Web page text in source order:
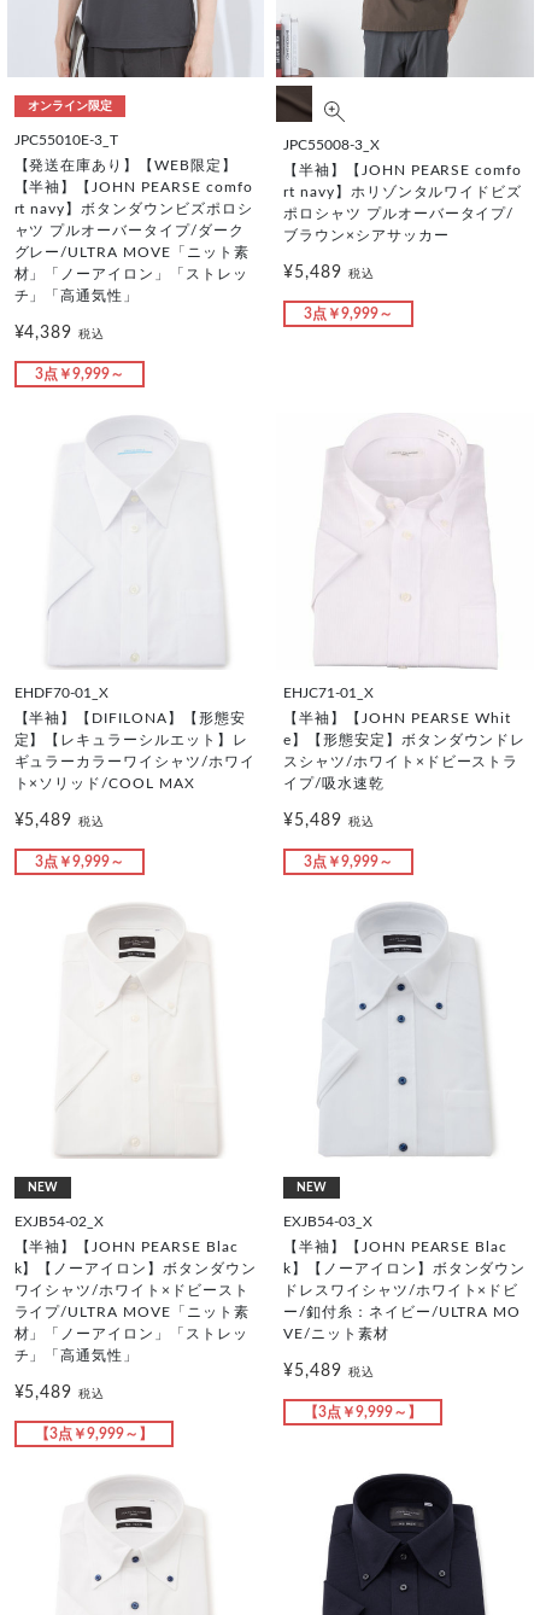
オンライン限定
JPC55010E-3_T
【発送在庫あり】【WEB限定】
【半袖】【JOHN PEARSE comfo
rt navy】ボタンダウンビズポロシ
ャツ プルオーバータイプ/ダーク
グレー/ULTRA MOVE「ニット素
材」「ノーアイロン」「ストレッ
チ」「高通気性」
¥4,389税込
3点￥9,999～
JPC55008-3_X
【半袖】【JOHN PEARSE comfo
rt navy】ホリゾンタルワイドビズ
ポロシャツ プルオーバータイプ/
ブラウン×シアサッカー
¥5,489 税込
3点￥9,999～
EHDF70-01_X
【半袖】【DIFILONA】【形態安
定】【レキュラーシルエット】レ
ギュラーカラーワイシャツ/ホワイ
ト×ソリッド/COOL MAX
¥5,489税込
3点￥9,999～
EHJC71-01_X
【半袖】【JOHN PEARSE Whit
e】【形態安定】ボタンダウンドレ
スシャツ/ホワイト×ドビーストラ
イプ/吸水速乾
¥5,489 税込
3点￥9,999～
NEW
EXJB54-02_X
【半袖】【JOHN PEARSE Blac
k】【ノーアイロン】ボタンダウン
ワイシャツ/ホワイト×ドビースト
ライプ/ULTRA MOVE「ニット素
材」「ノーアイロン」「ストレッ
チ」「高通気性」
¥5,489税込
【3点￥9,999～】
NEW
EXJB54-03_X
【半袖】【JOHN PEARSE Blac
k】【ノーアイロン】ボタンダウン
ドレスワイシャツ/ホワイト×ドビ
ー/釦付糸：ネイビー/ULTRA MO
VE/ニット素材
¥5,489 税込
【3点￥9,999～】